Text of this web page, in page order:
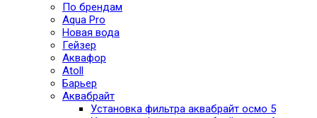
По брендам
Aqua Pro
Новая вода
Гейзер
Аквафор
Atoll
Барьер
Аквабрайт
Установка фильтра аквабрайт осмо 5